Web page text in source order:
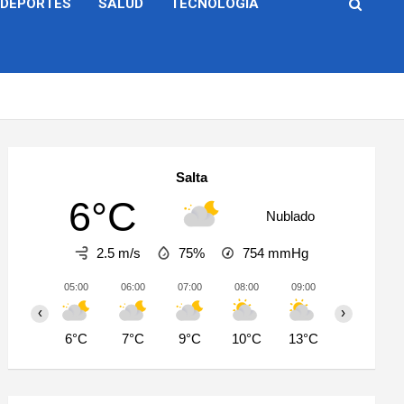
DEPORTES SALUD TECNOLOGÍA
Salta
6°C Nublado
2.5 m/s 75% 754 mmHg
05:00
6°C
06:00
7°C
07:00
9°C
08:00
10°C
09:00
13°C
‹ ›